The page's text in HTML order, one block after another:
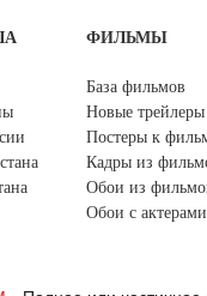
ФИЛЬМЫ
База фильмов
Новые трейлеры
Постеры к
Кадры из
Обои из
Обои с актерами